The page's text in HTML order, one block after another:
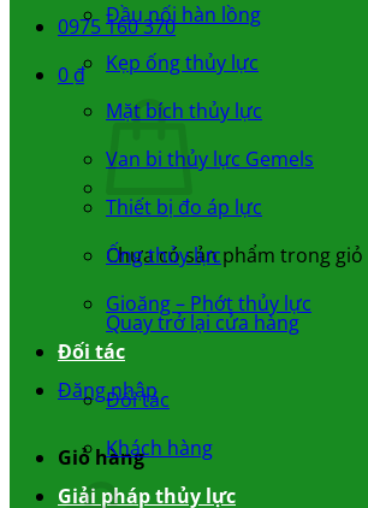
0975 160 370
0 ₫
Chưa có sản phẩm trong giỏ
Quay trở lại cửa hàng
Đăng nhập
Giỏ hàng
Đầu nối hàn lồng
Kẹp ống thủy lực
Mặt bích thủy lực
Van bi thủy lực Gemels
Thiết bị đo áp lực
Ống thủy lực
Gioăng – Phớt thủy lực
Đối tác
Đối tác
Khách hàng
Giải pháp thủy lực